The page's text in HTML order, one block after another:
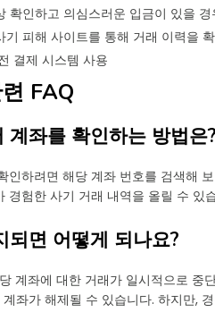
확인하고 의심스러운 입금이 있을
기 피해 사이트를 통해 거래 이력을
결제 시스템 사용
FAQ
계좌를 확인하는 방법은?
인하려면 해당 계좌 번호를 검색해
경험한 사기 거래 내역을 올릴 수 있
되면 어떻게 되나요?
계좌에 대한 거래가 일시적으로 중
좌가 해제될 수 있습니다. 하지만,